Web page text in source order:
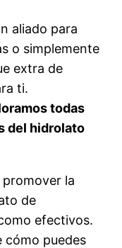
aliado para
o simplemente
extra de
ti.
todas
del hidrolato
promover la
de
efectivos.
cómo puedes